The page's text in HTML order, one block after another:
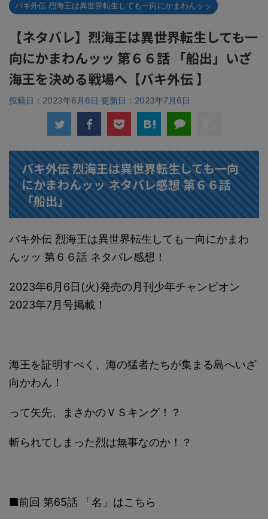
バキ外伝 烈海王は異世界転生しても一向にかまわんッッ
【ネタバレ】烈海王は異世界転生しても一
向にかまわんッッ 第６６話 「船出」いざ
海王を決める戦場へ【バキ外伝 】
投稿日：2023年6月6日 更新日： 2023年7月6日
バキ外伝 烈海王は異世界転生しても一向
にかまわんッッ ネタバレ感想 第６６話
「船出」
バキ外伝 烈海王は異世界転生しても一向にかまわ
んッッ 第６６話 ネタバレ感想！
2023年6月6日(火)発売の月刊少年チャンピオン
2023年7月号掲載！
海王を証明すべく、海の猛者たちが集まる島へいざ
向かわん！
って矢先、まさかのＶＳキング！？
斬られてしまった烈は無事なのか！？
■前回 第65話 「名」はこちら